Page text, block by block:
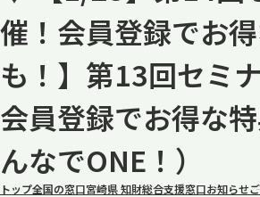
催！会員登録でお
も！】第13回セミ
会員登録でお得な
んなでONE！）
トップ全国の窓口宮崎県 知財総合支援窓口お知らせ